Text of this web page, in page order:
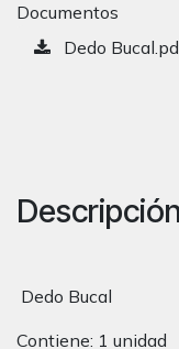
Documentos
Dedo
Descripción
Dedo Bucal
Contiene: 1 unidad